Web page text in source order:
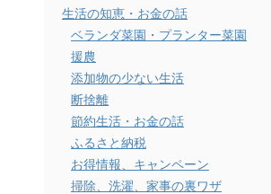
生活の知恵・お金の話
ベランダ菜園・プランター菜園
援農
添加物の少ない生活
断捨離
節約生活・お金の話
ふるさと納税
お得情報、キャンペーン
掃除、洗濯、家事の裏ワザ